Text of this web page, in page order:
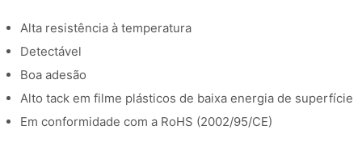
Alta resistência à temperatura
Detectável
Boa adesão
Alto tack em filme plásticos de baixa energia de superfície
Em conformidade com a RoHS (2002/95/CE)